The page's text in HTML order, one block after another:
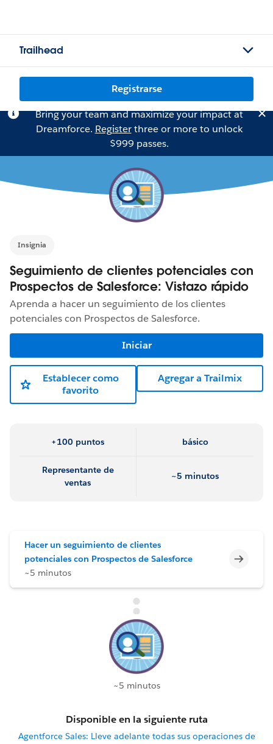
Trailhead
Registrarse
Bring your team and maximize your impact at
Dreamforce. Registerthree or more to unlock
$999 passes.
Insignia
Seguimiento de clientes potenciales con
Prospectos de Salesforce: Vistazo rápido
Aprenda a hacer un seguimiento de los clientes
potenciales con Prospectos de Salesforce.
Iniciar
Establecer como
favorito
Agregar a Trailmix
+100 puntos básico
Representante de
ventas
~5 minutos
Hacer un seguimiento de clientes
potenciales con Prospectos de Salesforce
~5 minutos
~5 minutos
Disponible en la siguiente ruta
Agentforce Sales: Lleve adelante todas sus operaciones de